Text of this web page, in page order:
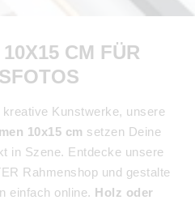
CM FÜR
Kunstwerke, unsere
10x15 cm setzen Deine
in Szene. Entdecke unsere
Rahmenshop und gestalte
einfach online. Holz oder